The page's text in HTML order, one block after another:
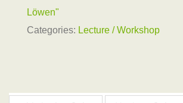
Löwen"
Categories: Lecture / Workshop